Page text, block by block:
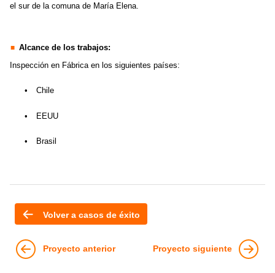
el sur de la comuna de María Elena.
Alcance de los trabajos:
Inspección en Fábrica en los siguientes países:
• Chile
• EEUU
• Brasil
Volver a casos de éxito
Proyecto anterior Proyecto siguiente